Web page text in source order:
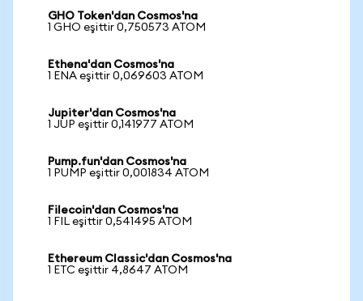
GHO Token'dan Cosmos'na
1 GHO eşittir 0,750573 ATOM
Ethena'dan Cosmos'na
1 ENA eşittir 0,069603 ATOM
Jupiter'dan Cosmos'na
1 JUP eşittir 0,141977 ATOM
Pump.fun'dan Cosmos'na
1 PUMP eşittir 0,001834 ATOM
Filecoin'dan Cosmos'na
1 FIL eşittir 0,541495 ATOM
Ethereum Classic'dan Cosmos'na
1 ETC eşittir 4,8647 ATOM